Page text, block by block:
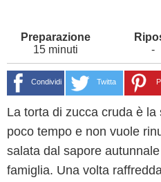
15 minuti -
Condividi Twitta
La torta di zucca cruda è
poco tempo e non vuole
salata dal sapore
famiglia. Una volta